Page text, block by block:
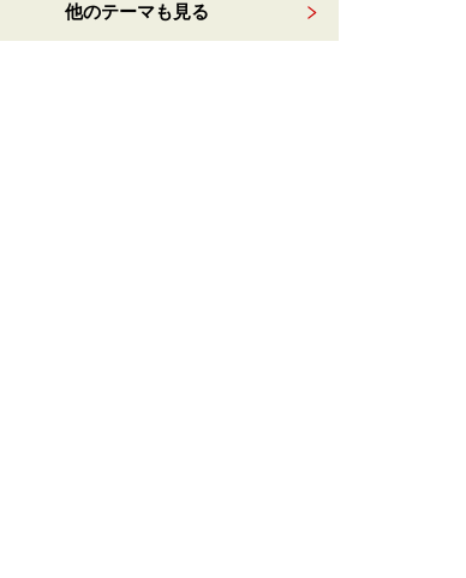
他のテーマも見る